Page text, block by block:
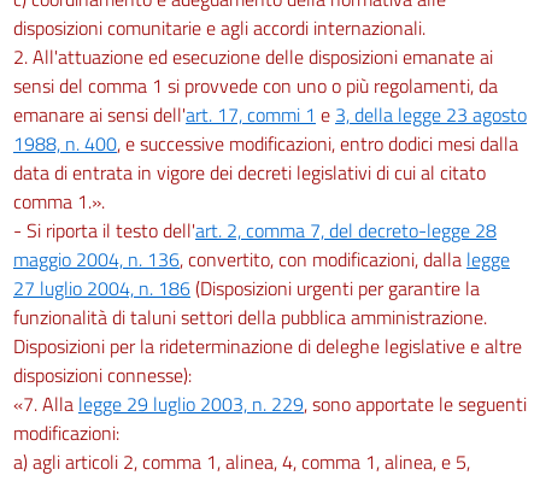
disposizioni comunitarie e agli accordi internazionali.
2. All'attuazione ed esecuzione delle disposizioni emanate ai
sensi del comma 1 si provvede con uno o più regolamenti, da
emanare ai sensi dell'art. 17, commi 1 e 3, della legge 23 agosto
1988, n. 400, e successive modificazioni, entro dodici mesi dalla
data di entrata in vigore dei decreti legislativi di cui al citato
comma 1.».
- Si riporta il testo dell'art. 2, comma 7, del decreto-legge 28
maggio 2004, n. 136, convertito, con modificazioni, dalla legge
27 luglio 2004, n. 186(Disposizioni urgenti per garantire la
funzionalità di taluni settori della pubblica amministrazione.
Disposizioni per la rideterminazione di deleghe legislative e altre
disposizioni connesse):
«7. Alla legge 29 luglio 2003, n. 229, sono apportate le seguenti
modificazioni:
a) agli articoli 2, comma 1, alinea, 4, comma 1, alinea, e 5,